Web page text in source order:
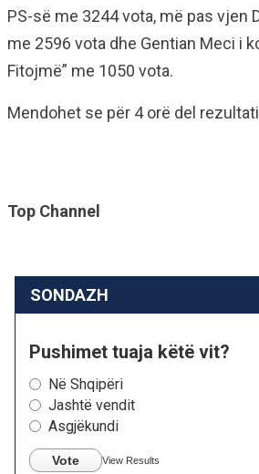
PS-së me 3244 vota, më pas vjen
me 2596 vota dhe Gentian Meci i
Fitojmë” me 1050 vota.
Mendohet se për 4 orë del
Top Channel
SONDAZH
Pushimet tuaja këtë vit?
Në Shqipëri
Jashtë vendit
Asgjëkundi
Vote View Results